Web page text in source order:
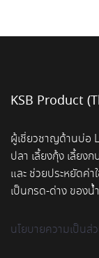
KSB Product
ผู้เชี่ยวชาญด้านบ่อ
ปลา เลี้ยงกุ้ง เลี้ยง
และ ช่วยประหยัดค่
เป็นกรด-ด่าง ของน้
นโยบายความเป็นส่